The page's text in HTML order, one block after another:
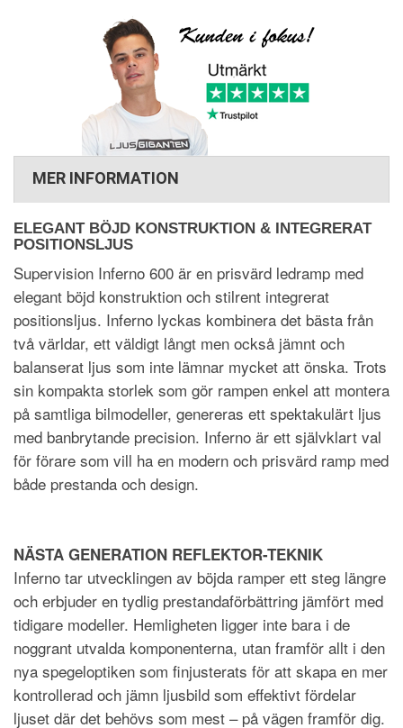
MER INFORMATION
ELEGANT BÖJD KONSTRUKTION & INTEGRERAT
POSITIONSLJUS
Supervision Inferno 600 är en prisvärd ledramp med
elegant böjd konstruktion och stilrent integrerat
positionsljus. Inferno lyckas kombinera det bästa från
två världar, ett väldigt långt men också jämnt och
balanserat ljus som inte lämnar mycket att önska. Trots
sin kompakta storlek som gör rampen enkel att montera
på samtliga bilmodeller, genereras ett spektakulärt ljus
med banbrytande precision. Inferno är ett självklart val
för förare som vill ha en modern och prisvärd ramp med
både prestanda och design.
NÄSTA GENERATION REFLEKTOR-TEKNIK
Inferno tar utvecklingen av böjda ramper ett steg längre
och erbjuder en tydlig prestandaförbättring jämfört med
tidigare modeller. Hemligheten ligger inte bara i de
noggrant utvalda komponenterna, utan framför allt i den
nya spegeloptiken som finjusterats för att skapa en mer
kontrollerad och jämn ljusbild som effektivt fördelar
ljuset där det behövs som mest – på vägen framför dig.